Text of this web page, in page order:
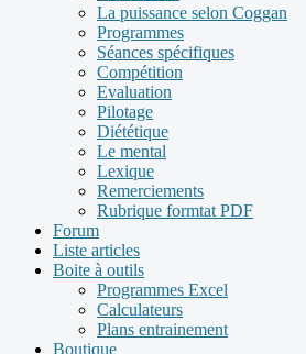
La puissance selon Coggan
Programmes
Séances spécifiques
Compétition
Evaluation
Pilotage
Diététique
Le mental
Lexique
Remerciements
Rubrique formtat PDF
Forum
Liste articles
Boite à outils
Programmes Excel
Calculateurs
Plans entrainement
Boutique